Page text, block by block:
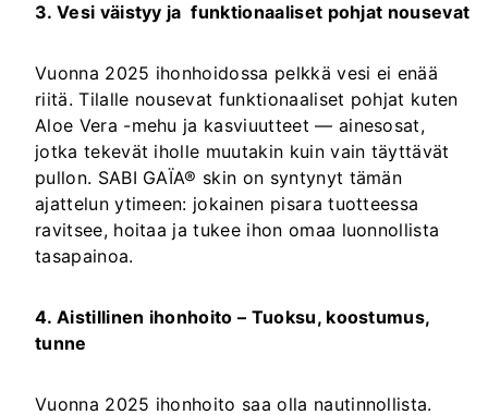
3. Vesi väistyy ja funktionaaliset pohjat nousevat
Vuonna 2025 ihonhoidossa pelkkä vesi ei enää
riitä. Tilalle nousevat funktionaaliset pohjat kuten
Aloe Vera -mehu ja kasviuutteet — ainesosat,
jotka tekevät iholle muutakin kuin vain täyttävät
pullon. SABI GAÏA® skin on syntynyt tämän
ajattelun ytimeen: jokainen pisara tuotteessa
ravitsee, hoitaa ja tukee ihon omaa luonnollista
tasapainoa.
4. Aistillinen ihonhoito – Tuoksu, koostumus,
tunne
Vuonna 2025 ihonhoito saa olla nautinnollista.